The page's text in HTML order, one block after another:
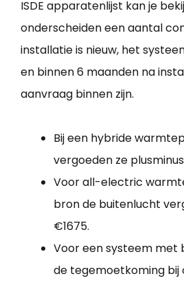
ISDE apparatenlijst kan je
onderscheiden een aantal
installatie is nieuw, het
en binnen 6 maanden na
aanvraag binnen zijn.
Bij een hybride
vergoeden ze
Voor all-electric
bron de buitenlucht
€1675.
Voor een systeem
de tegemoetkoming bij